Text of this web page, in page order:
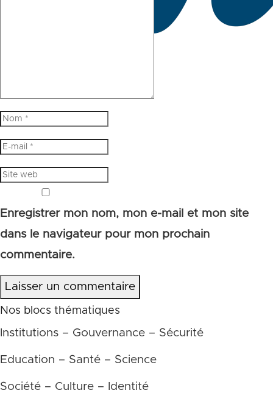
Enregistrer mon nom, mon e-mail et mon site
dans le navigateur pour mon prochain
commentaire.
Laisser un commentaire
Nos blocs thématiques
Institutions – Gouvernance – Sécurité
Education – Santé – Science
Société – Culture – Identité